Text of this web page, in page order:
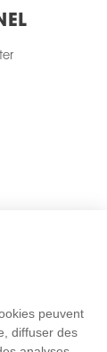
peuvent
diffuser des